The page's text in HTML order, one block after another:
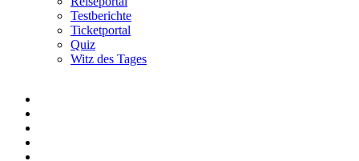
Testberichte
Ticketportal
Quiz
Witz des Tages